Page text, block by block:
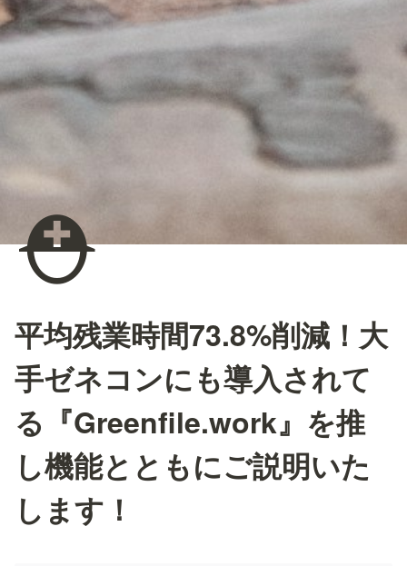
⛑️
平均残業時間73.8%削減！大
手ゼネコンにも導入されて
る『Greenfile.work』を推
し機能とともにご説明いた
します！